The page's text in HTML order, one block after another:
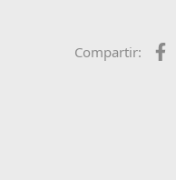
Compartir: